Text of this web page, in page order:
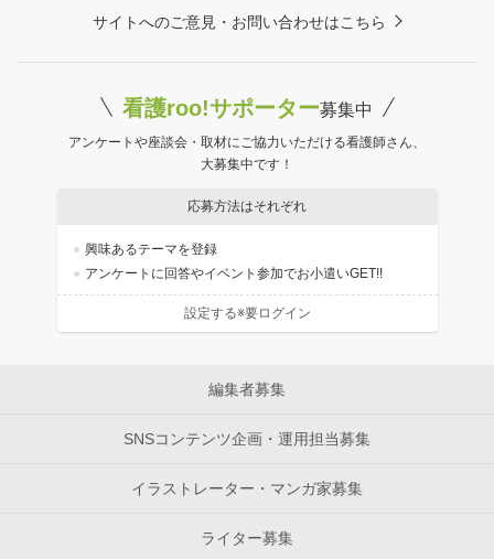
サイトへのご意見・お問い合わせはこちら
看護roo!サポーター募集中
アンケートや座談会・取材にご協力いただける看護師さん、
大募集中です！
応募方法はそれぞれ
興味あるテーマを登録
アンケートに回答やイベント参加でお小遣いGET!!
設定する※要ログイン
編集者募集
SNSコンテンツ企画・運用担当募集
イラストレーター・マンガ家募集
ライター募集